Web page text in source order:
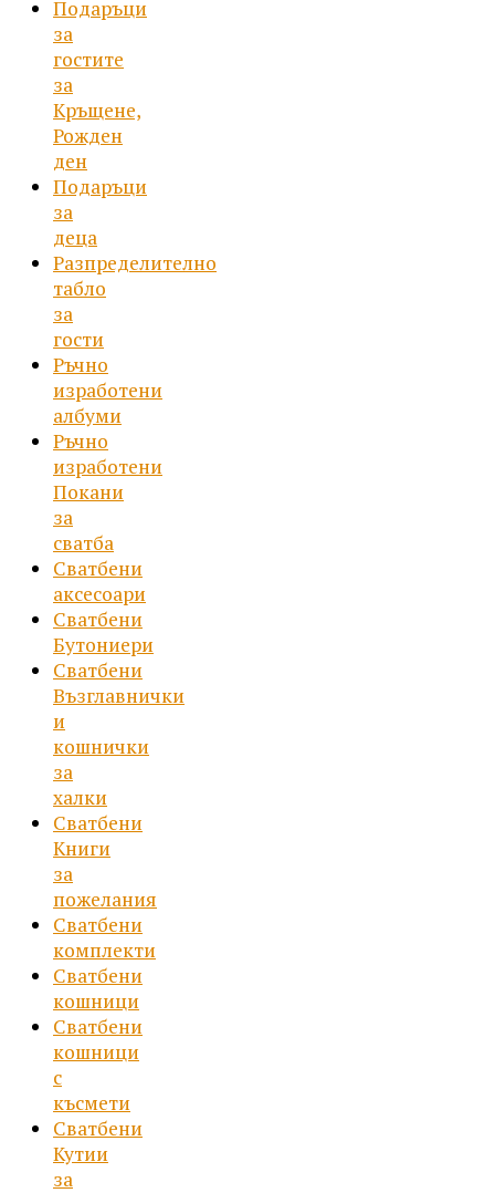
Подаръци
за
гостите
за
Кръщене,
Рожден
ден
Подаръци
за
деца
Разпределително
табло
за
гости
Ръчно
изработени
албуми
Ръчно
изработени
Покани
за
сватба
Сватбени
аксесоари
Сватбени
Бутониери
Сватбени
Възглавнички
и
кошнички
за
халки
Сватбени
Книги
за
пожелания
Сватбени
комплекти
Сватбени
кошници
Сватбени
кошници
с
късмети
Сватбени
Кутии
за